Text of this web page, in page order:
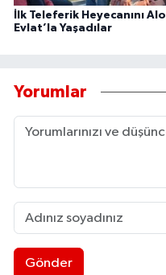
İlk Teleferik Heyecanını Alo
Evlat’la Yaşadılar
Yorumlar
Gönder